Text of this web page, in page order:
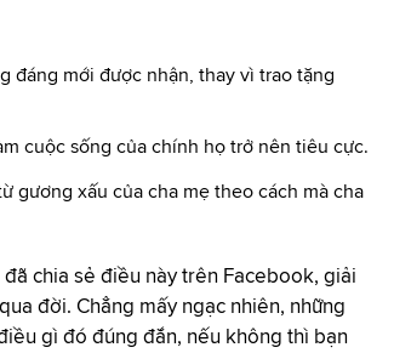
đáng mới được nhận, thay vì trao tặng
cuộc sống của chính họ trở nên tiêu cực.
gương xấu của cha mẹ theo cách mà cha
chia sẻ điều này trên Facebook, giải
đời. Chẳng mấy ngạc nhiên, những
gì đó đúng đắn, nếu không thì bạn